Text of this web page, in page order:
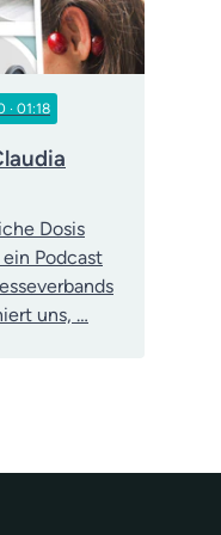
· 01:18
Dosis
Podcast
uns, …